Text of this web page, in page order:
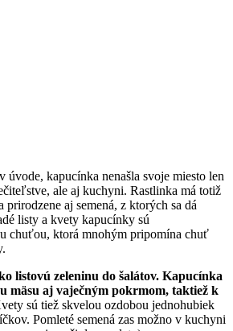
úvode, kapucínka nenašla svoje miesto len
ale aj kuchyni. Rastlinka má totiž
prirodzene aj semená, z ktorých sa dá
listy a kvety kapucínky sú
chuťou, ktorá mnohým pripomína chuť
listovú zeleninu do šalátov. Kapucínka
mäsu aj vaječným pokrmom, taktiež k
sú tiež skvelou ozdobou jednohubiek
Pomleté semená zas možno v kuchyni